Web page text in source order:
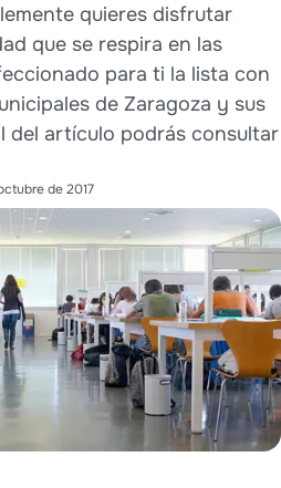
quieres disfrutar
que se respira en las
para ti la lista con
de Zaragoza y sus
del artículo podrás consultar
de 2017